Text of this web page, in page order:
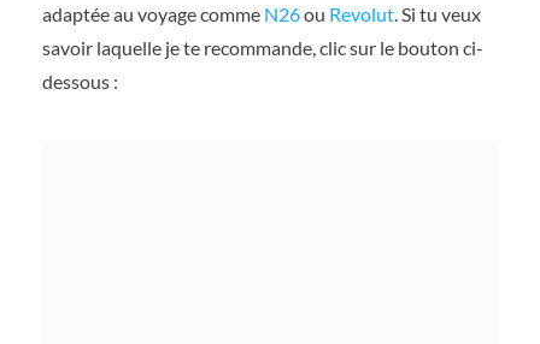
adaptée au voyage comme N26ou Revolut . Si tu veux
savoir laquelle je te recommande, clic sur le bouton ci-
dessous :